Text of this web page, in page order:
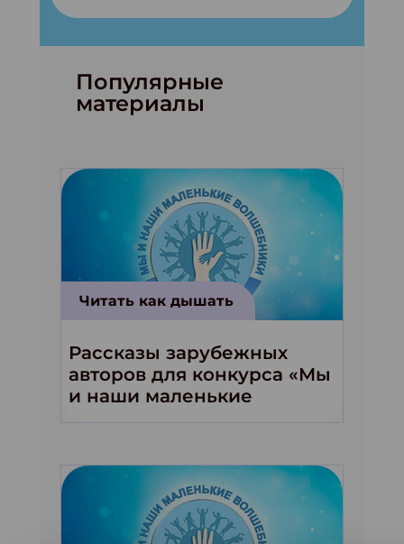
Популярные
материалы
Читать как дышать
Рассказы зарубежных
авторов для конкурса «Мы
и наши маленькие
волшебники!»